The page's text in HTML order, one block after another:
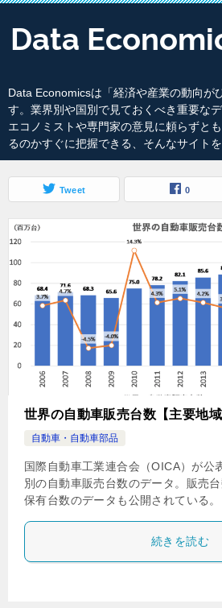
Data Economicsは「経済や産業の動向が
す。業界別や国別で見ておくべき重要な
エコノミストや専門家の意見に頼らずと
るのかすぐに把握できる、そんなサイトを
Tweet 0
世界の自動車販売台数【主要地域
自動車・自動車部品
国際自動車工業連合会（OICA）が公
別の自動車販売台数のデータ。販売
保有台数のデータも公開されている。
続きを読む